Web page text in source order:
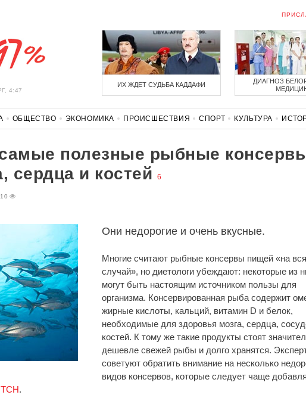
4:47
ИХ ЖДЕТ СУДЬБА КАДДАФИ
ДИАГНОЗ
ОБЩЕСТВО ЭКОНОМИКА ПРОИСШЕСТВИЯ СПОРТ КУЛЬТУРА
полезные рыбные
сердца и костей
6
Они недорогие и очень вкусные.
Многие считают рыбные консервы пищей «на
случай», но диетологи убеждают: некоторые из
могут быть настоящим источником пользы для
организма. Консервированная рыба содержит
жирные кислоты, кальций, витамин D и белок,
необходимые для здоровья мозга, сердца,
костей. К тому же такие продукты стоят
дешевле свежей рыбы и долго хранятся.
советуют обратить внимание на несколько
видов консервов, которые следует чаще
ТСН.